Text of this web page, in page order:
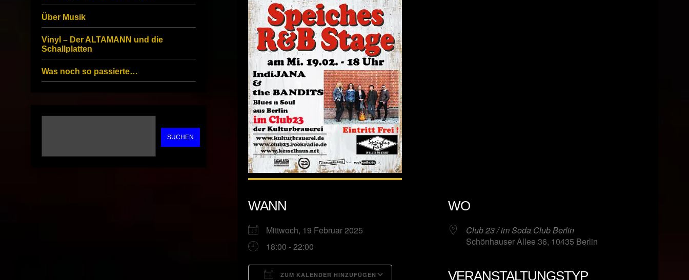
WANN
Mittwoch, 19 Februar 2025
18:00 - 22:00
ZUM KALENDER HINZUFÜGEN
WO
Club 23 / im Soda Club Berlin
Schönhauser Allee 36, 10435 Berlin
VERANSTALTUNGSTYP
Über Musik
Vinyl – Der ALTAMANN und die
Schallplatten
Was noch so passierte…
SUCHEN